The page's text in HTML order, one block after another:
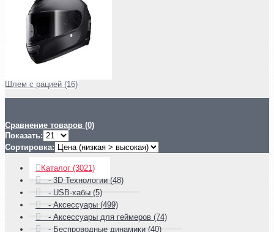
Шлем с рацией (16)
Сравнение товаров (0)
Показать:
Сортировка:
Каталог (3021)
- 3D Технологии (48)
- USB-хабы (5)
- Аксессуары (499)
- Аксессуары для геймеров (74)
- Беспроводные динамики (40)